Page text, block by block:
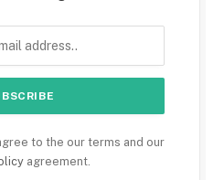
to the our terms and our
agreement.